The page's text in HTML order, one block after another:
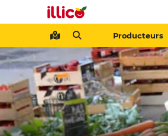
Producteurs